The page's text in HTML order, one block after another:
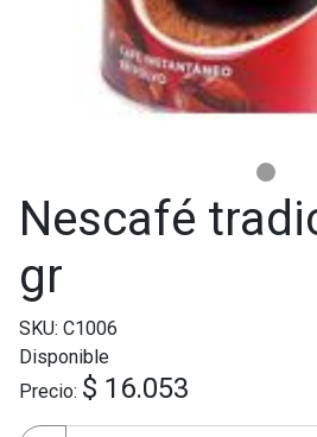
Nescafé
gr
SKU: C1006
Disponible
Precio: $ 16.053